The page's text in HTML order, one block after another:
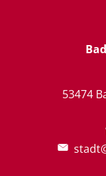
53474